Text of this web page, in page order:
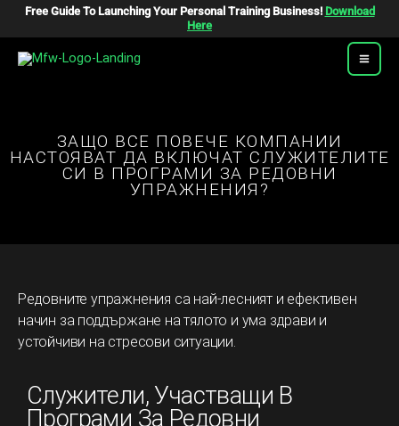
Free Guide To Launching Your Personal Training Business! Download
Here
ЗАЩО ВСЕ ПОВЕЧЕ КОМПАНИИ
НАСТОЯВАТ ДА ВКЛЮЧАТ СЛУЖИТЕЛИТЕ
СИ В ПРОГРАМИ ЗА РЕДОВНИ
УПРАЖНЕНИЯ?
Редовните упражнения са най-лесният и ефективен
начин за поддържане на тялото и ума здрави и
устойчиви на стресови ситуации.
Служители, Участващи В
Програми За Редовни